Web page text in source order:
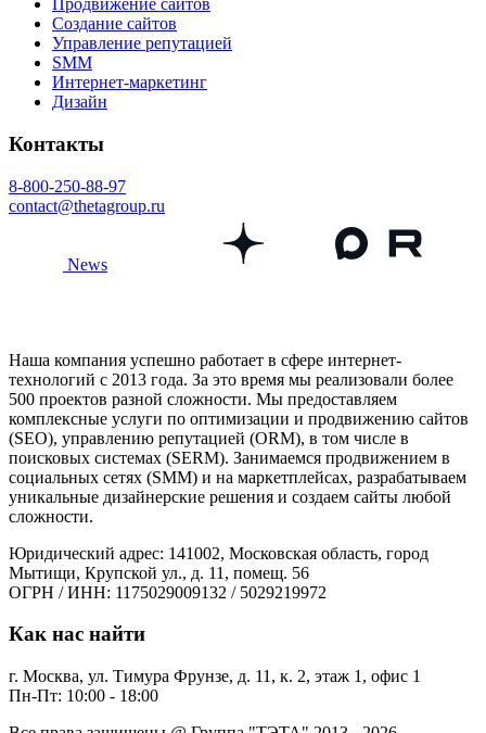
Продвижение сайтов
Создание сайтов
Управление репутацией
SMM
Интернет-маркетинг
Дизайн
Контакты
8-800-250-88-97
contact@thetagroup.ru
News
Наша компания успешно работает в сфере интернет-
технологий с 2013 года. За это время мы реализовали более
500 проектов разной сложности. Мы предоставляем
комплексные услуги по оптимизации и продвижению сайтов
(SEO), управлению репутацией (ORM), в том числе в
поисковых системах (SERM). Занимаемся продвижением в
социальных сетях (SMM) и на маркетплейсах, разрабатываем
уникальные дизайнерские решения и создаем сайты любой
сложности.
Юридический адрес: 141002, Московская область, город
Мытищи, Крупской ул., д. 11, помещ. 56
ОГРН / ИНН: 1175029009132 / 5029219972
Как нас найти
г. Москва, ул. Тимура Фрунзе, д. 11, к. 2, этаж 1, офис 1
Пн-Пт: 10:00 - 18:00